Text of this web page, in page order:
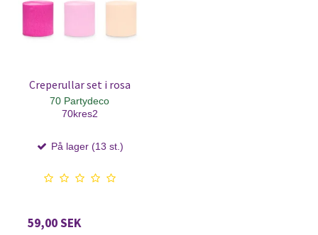
Creperullar set i rosa
70 Partydeco
70kres2
På lager (13 st.)
59,00 SEK